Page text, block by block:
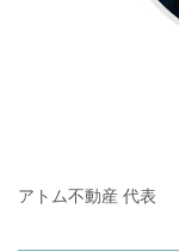
アトム不動産 代表